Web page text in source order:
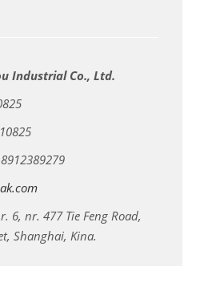
Industrial Co., Ltd.
6, nr. 477 Tie Feng Road,
Shanghai, Kina.